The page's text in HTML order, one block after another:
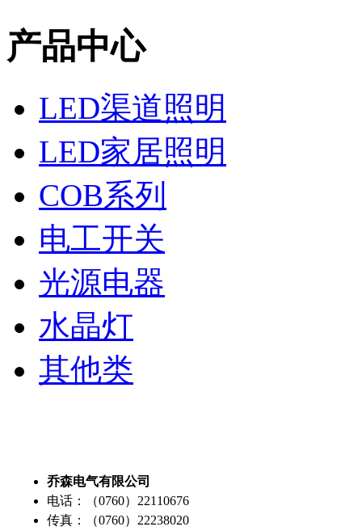
产品中心
LED渠道照明
LED家居照明
COB系列
电工开关
光源电器
水晶灯
其他类
乔森电气有限公司
电话：（0760）22110676
传真：（0760）22238020